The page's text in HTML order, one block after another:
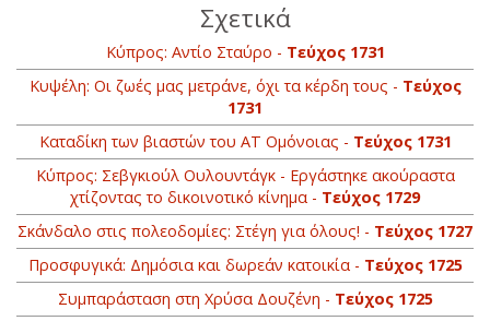
Σχετικά
Κύπρος: Αντίο Σταύρο - Τεύχος 1731
Κυψέλη: Οι ζωές μας μετράνε, όχι τα κέρδη τους - Τεύχος
1731
Καταδίκη των βιαστών του ΑΤ Ομόνοιας - Τεύχος 1731
Κύπρος: Σεβγκιούλ Ουλουντάγκ - Εργάστηκε ακούραστα
χτίζοντας το δικοινοτικό κίνημα - Τεύχος 1729
Σκάνδαλο στις πολεοδομίες: Στέγη για όλους! - Τεύχος 1727
Προσφυγικά: Δημόσια και δωρεάν κατοικία - Τεύχος 1725
Συμπαράσταση στη Χρύσα Δουζένη - Τεύχος 1725